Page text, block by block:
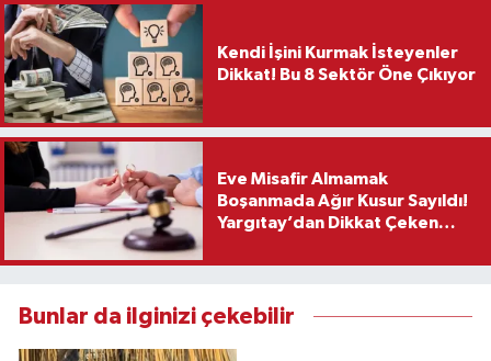
Kendi İşini Kurmak İsteyenler
Dikkat! Bu 8 Sektör Öne Çıkıyor
Eve Misafir Almamak
Boşanmada Ağır Kusur Sayıldı!
Yargıtay’dan Dikkat Çeken
Bunlar da ilginizi çekebilir